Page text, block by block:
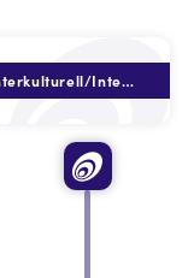
Interkulturell/International/Global